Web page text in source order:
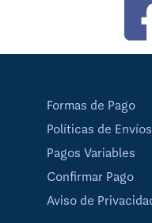
Formas de Pago
Políticas de Envíos
Pagos Variables
Confirmar Pago
Aviso de